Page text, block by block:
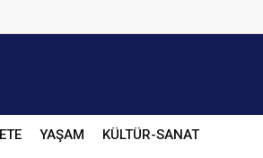
YAŞAM KÜLTÜR-SANAT